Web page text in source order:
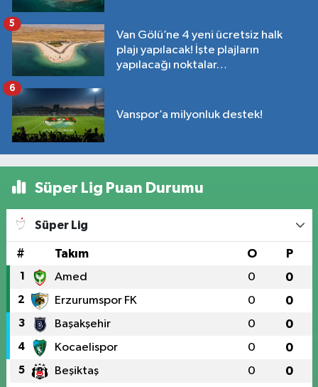
Van Gölü’ne 4 yeni ücretsiz halk
plajı yapılacak! İşte plajların
yapılacağı noktalar…
5
Vanspor’a milyonluk destek!
6
Süper Lig Puan Durumu
Süper Lig
# Takım O P
1 Amed 0 0
2 Erzurumspor FK 0 0
3 Başakşehir 0 0
4 Kocaelispor 0 0
5 Beşiktaş 0 0